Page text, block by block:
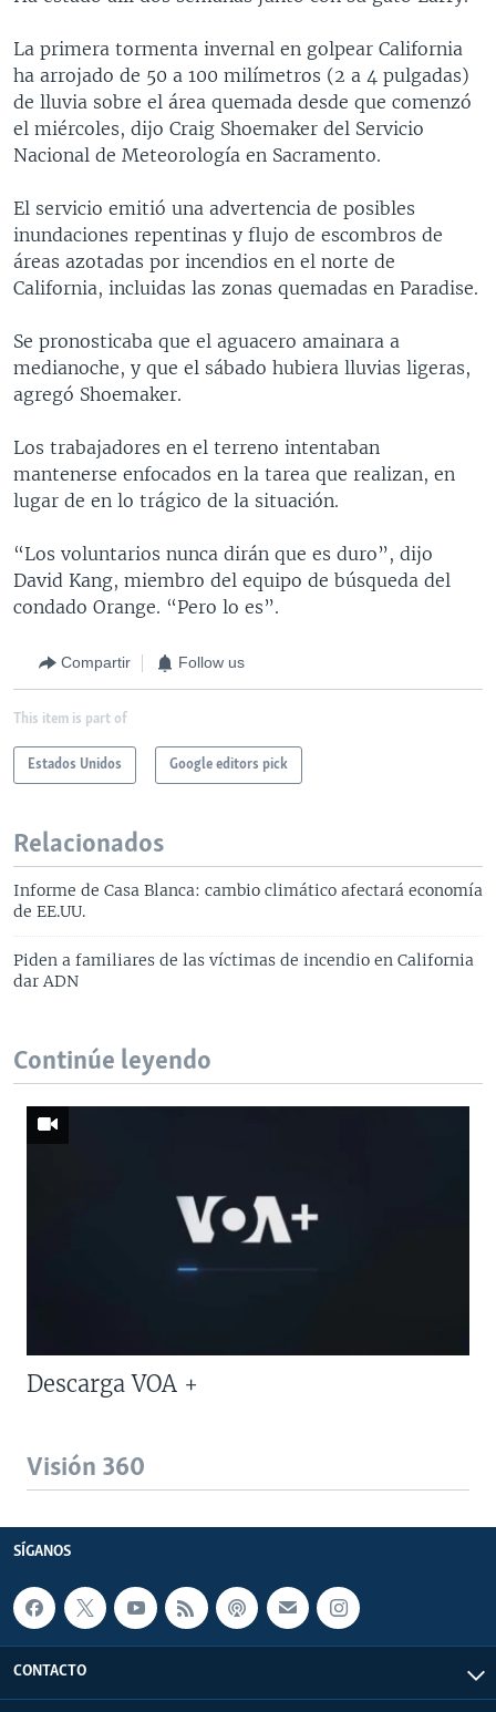
La primera tormenta invernal en golpear California
ha arrojado de 50 a 100 milímetros (2 a 4 pulgadas)
de lluvia sobre el área quemada desde que comenzó
el miércoles, dijo Craig Shoemaker del Servicio
Nacional de Meteorología en Sacramento.
El servicio emitió una advertencia de posibles
inundaciones repentinas y flujo de escombros de
áreas azotadas por incendios en el norte de
California, incluidas las zonas quemadas en Paradise.
Se pronosticaba que el aguacero amainara a
medianoche, y que el sábado hubiera lluvias ligeras,
agregó Shoemaker.
Los trabajadores en el terreno intentaban
mantenerse enfocados en la tarea que realizan, en
lugar de en lo trágico de la situación.
“Los voluntarios nunca dirán que es duro”, dijo
David Kang, miembro del equipo de búsqueda del
condado Orange. “Pero lo es”.
Compartir Follow us
This item is part of
Estados Unidos Google editors pick
Relacionados
Informe de Casa Blanca: cambio climático afectará economía
de EE.UU.
Piden a familiares de las víctimas de incendio en California
dar ADN
Continúe leyendo
Descarga VOA +
Visión 360
SÍGANOS
CONTACTO